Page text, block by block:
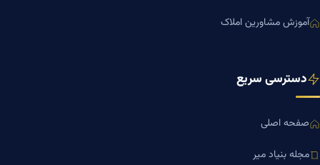
آموزش مشاورین املاک
دسترسی سریع
صفحه اصلی
مجله بنیاد میر